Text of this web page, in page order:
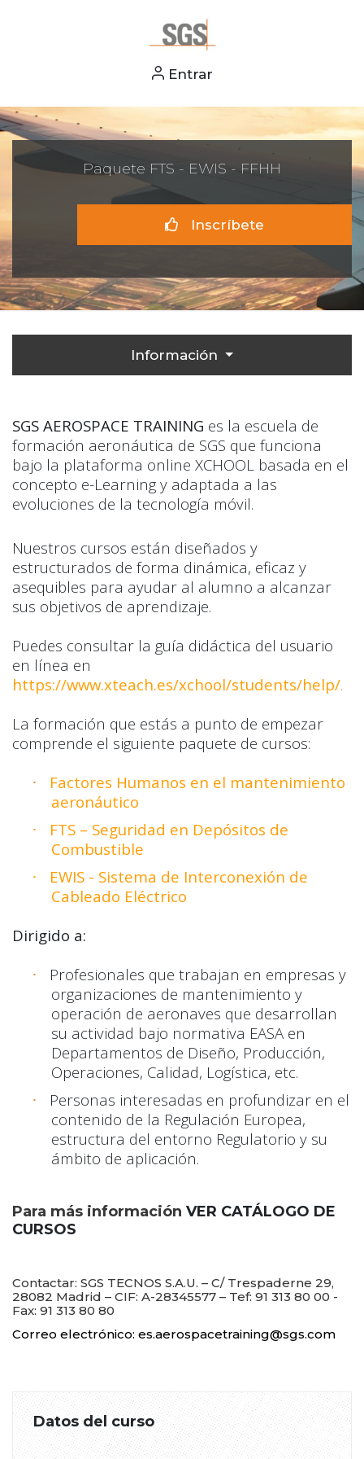
Entrar
Paquete FTS - EWIS - FFHH
Inscríbete
Información
SGS AEROSPACE TRAINING es la escuela de
formación aeronáutica de SGS que funciona
bajo la plataforma online XCHOOL basada en el
concepto e-Learning y adaptada a las
evoluciones de la tecnología móvil.
Nuestros cursos están diseñados y
estructurados de forma dinámica, eficaz y
asequibles para ayudar al alumno a alcanzar
sus objetivos de aprendizaje.
Puedes consultar la guía didáctica del usuario
en línea en
https://www.xteach.es/xchool/students/help/.
La formación que estás a punto de empezar
comprende el siguiente paquete de cursos:
·
Factores Humanos en el mantenimiento
aeronáutico
·
FTS – Seguridad en Depósitos de
Combustible
·
EWIS - Sistema de Interconexión de
Cableado Eléctrico
Dirigido a:
·
Profesionales que trabajan en empresas y
organizaciones de mantenimiento y
operación de aeronaves que desarrollan
su actividad bajo normativa EASA en
Departamentos de Diseño, Producción,
Operaciones, Calidad, Logística, etc.
·
Personas interesadas en profundizar en el
contenido de la Regulación Europea,
estructura del entorno Regulatorio y su
ámbito de aplicación.
Para más información VER CATÁLOGO DE
CURSOS
Contactar: SGS TECNOS S.A.U. – C/ Trespaderne 29,
28082 Madrid – CIF: A-28345577 – Tef: 91 313 80 00 -
Fax: 91 313 80 80
Correo electrónico: es.aerospacetraining@sgs.com
Datos del curso